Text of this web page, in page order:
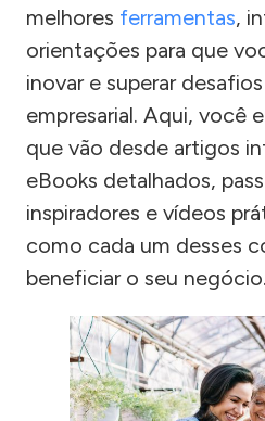
melhores ferramentas,
orientações para que
inovar e superar
empresarial. Aqui, você
que vão desde artigos
eBooks detalhados,
inspiradores e vídeos
como cada um desses
beneficiar o seu negócio.